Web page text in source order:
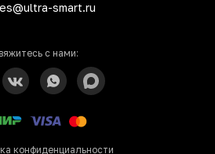
smart.ru
с нами:
конфиденциальности